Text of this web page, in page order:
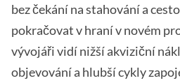
bez čekání na stahování a
pokračovat v hraní v novém
vývojáři vidí nižší akviziční
objevování a hlubší cykly